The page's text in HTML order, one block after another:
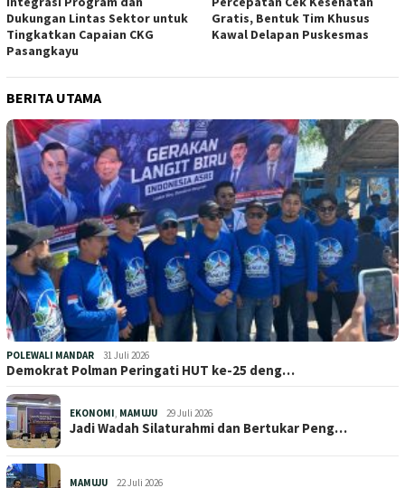
Dukungan Lintas Sektor untuk
Tingkatkan Capaian CKG
Pasangkayu
Gratis, Bentuk Tim Khusus
Kawal Delapan Puskesmas
BERITA UTAMA
POLEWALI MANDAR 31 Juli 2026
Demokrat Polman Peringati HUT ke-25 deng…
EKONOMI MAMUJU 29 Juli 2026
Jadi Wadah Silaturahmi dan Bertukar Peng…
MAMUJU 22 Juli 2026